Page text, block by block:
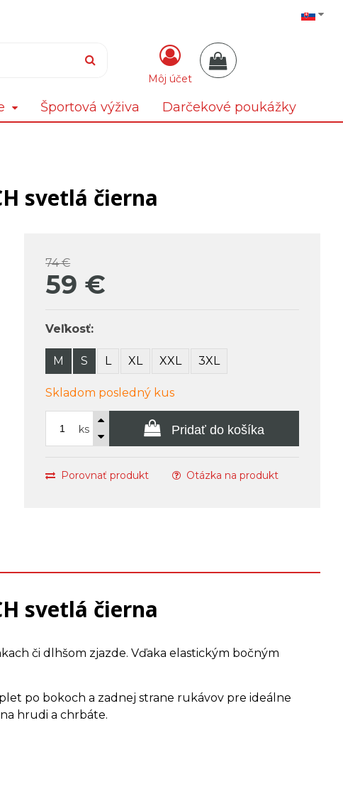
Môj účet
Športová výživa Darčekové poukážky
svetlá čierna
74 €
59 €
Veľkosť:
M S L XL XXL 3XL
Skladom posledný kus
ks Pridať do košíka
Porovnať produkt Otázka na produkt
svetlá čierna
či dlhšom zjazde. Vďaka elastickým bočným
po bokoch a zadnej strane rukávov pre ideálne
hrudi a chrbáte.